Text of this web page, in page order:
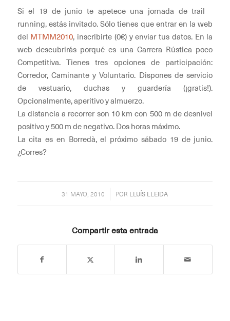
Si el 19 de junio te apetece una jornada de trail
running, estás invitado. Sólo tienes que entrar en la web
del MTMM2010, inscribirte (0€) y enviar tus datos. En la
web descubrirás porqué es una Carrera Rústica poco
Competitiva. Tienes tres opciones de participación:
Corredor, Caminante y Voluntario. Dispones de servicio
de vestuario, duchas y guardería (¡gratis!).
Opcionalmente, aperitivo y almuerzo.
La distancia a recorrer son 10 km con 500 m de desnivel
positivo y 500 m de negativo. Dos horas máximo.
La cita es en Borredà, el próximo sábado 19 de junio.
¿Corres?
31 MAYO, 2010
/ POR LLUÍS LLEIDA
Compartir esta entrada